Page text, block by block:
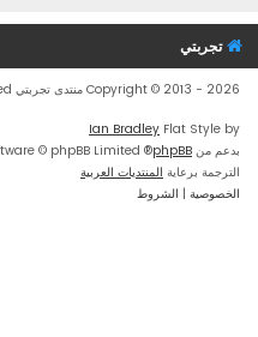
تجربتي
Copyright © 2013 - 2026 منتدى تجربتي All rights reserved.
Flat Style by
Ian Bradley
بدعم من phpBB
® Forum Software © phpBB Limited
الترجمة برعاية المنتديات العربية
الخصوصية | الشروط